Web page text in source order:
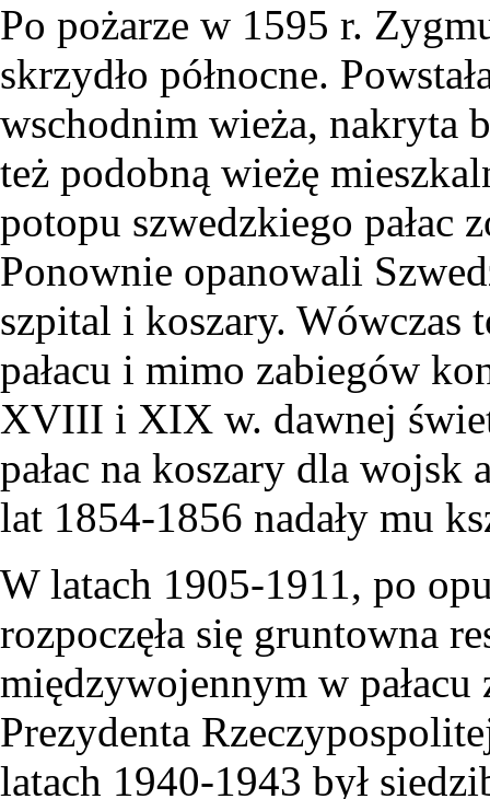
Po pożarze w 1595 r.
skrzydło północne.
wschodnim wieża, nakryta
też podobną wieżę
potopu szwedzkiego pałac
Ponownie opanowali
szpital i koszary. Wówczas
pałacu i mimo zabiegów
XVIII i XIX w. dawnej
pałac na koszary dla wojsk
lat 1854-1856 nadały mu
W latach 1905-1911, po
rozpoczęła się gruntowna
międzywojennym w pałacu
Prezydenta
latach 1940-1943 był